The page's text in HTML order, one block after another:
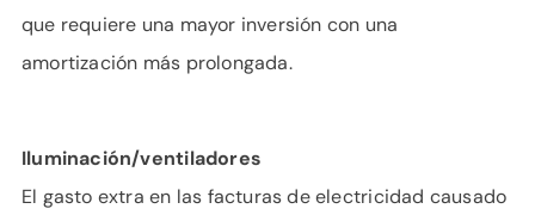
que requiere una mayor inversión con una
amortización más prolongada.
Iluminación/ventiladores
El gasto extra en las facturas de electricidad causado